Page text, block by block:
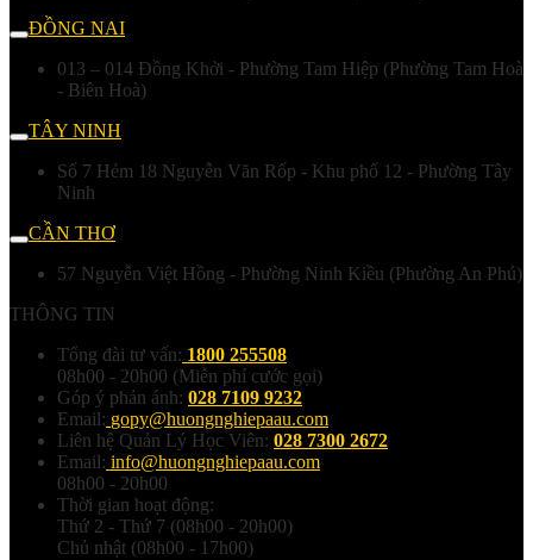
ĐỒNG NAI
013 – 014 Đồng Khởi - Phường Tam Hiệp (Phường Tam Hoà
- Biên Hoà)
TÂY NINH
Số 7 Hẻm 18 Nguyễn Văn Rốp - Khu phố 12 - Phường Tây
Ninh
CẦN THƠ
57 Nguyễn Việt Hồng - Phường Ninh Kiều (Phường An Phú)
THÔNG TIN
Tổng đài tư vấn: 1800 255508
08h00 - 20h00 (Miễn phí cước gọi)
Góp ý phản ánh: 028 7109 9232
Email: gopy@huongnghiepaau.com
Liên hệ Quản Lý Học Viên: 028 7300 2672
Email: info@huongnghiepaau.com
08h00 - 20h00
Thời gian hoạt động:
Thứ 2 - Thứ 7 (08h00 - 20h00)
Chủ nhật (08h00 - 17h00)